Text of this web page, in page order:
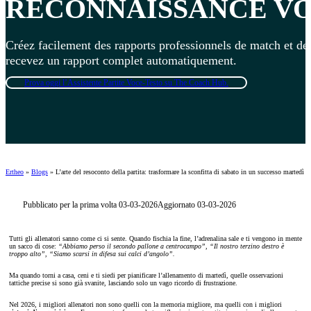
RECONNAISSANCE
Créez facilement des rapports professionnels de match et
recevez un rapport complet automatiquement.
Prova oggi l’Assistente Partite Voce-Testo su The Coach Hub.
Ertheo » Blogs » L’arte del resoconto della partita: trasformare la sconfitta di sabato in un successo martedì
Pubblicato per la prima volta 03-03-2026Aggiornato 03-03-2026
Tutti gli allenatori sanno come ci si sente. Quando fischia la fine, l’adrenalina sale e ti vengono in mente
un sacco di cose: “Abbiamo perso il secondo pallone a centrocampo”, “Il nostro terzino destro è
troppo alto”, “Siamo scarsi in difesa sui calci d’angolo”.
Ma quando torni a casa, ceni e ti siedi per pianificare l’allenamento di martedì, quelle osservazioni
tattiche precise si sono già svanite, lasciando solo un vago ricordo di frustrazione.
Nel 2026, i migliori allenatori non sono quelli con la memoria migliore, ma quelli con i migliori